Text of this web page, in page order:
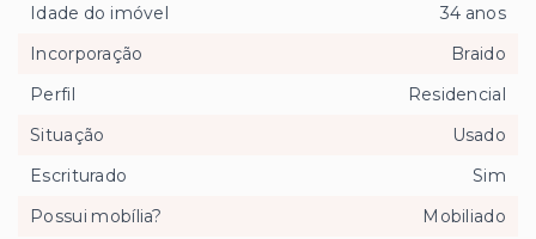
Idade do imóvel
34 anos
Incorporação
Braido
Perfil
Residencial
Situação
Usado
Escriturado
Sim
Possui mobília?
Mobiliado